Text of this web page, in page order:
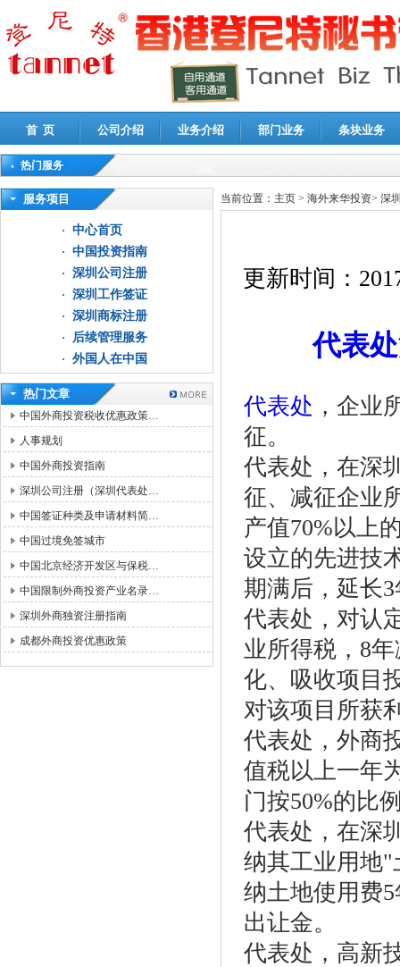
首 页 公司介绍 业务介绍 部门业务 条块业务
热门服务
高新技术企业认定审计|企业所得税汇算清缴申报鉴证
服务项目
中心首页
中国投资指南
深圳公司注册
深圳工作签证
深圳商标注册
后续管理服务
外国人在中国
热门文章
中国外商投资税收优惠政策…
人事规划
中国外商投资指南
深圳公司注册（深圳代表处…
中国签证种类及申请材料简…
中国过境免签城市
中国北京经济开发区与保税…
中国限制外商投资产业名录…
深圳外商独资注册指南
成都外商投资优惠政策
当前位置： 主页 > 海外来华投资> 深
更新时间：
代表
代表处 ，企业
征。
代表处，在深
征、减征企业
产值70%以上
设立的先进技
期满后，延长
代表处，对认
业所得税，8
化、吸收项目
对该项目所获
代表处，外商
值税以上一年
门按50%的比
代表处，在深
纳其工业用地
纳土地使用费
出让金。
代表处，高新